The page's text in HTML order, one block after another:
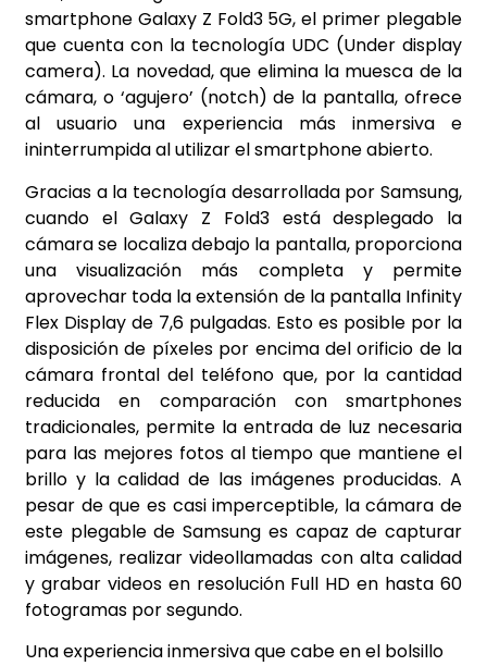
smartphone Galaxy Z Fold3 5G, el primer plegable
que cuenta con la tecnología UDC (Under display
camera). La novedad, que elimina la muesca de la
cámara, o ‘agujero’ (notch) de la pantalla, ofrece
al usuario una experiencia más inmersiva e
ininterrumpida al utilizar el smartphone abierto.
Gracias a la tecnología desarrollada por Samsung,
cuando el Galaxy Z Fold3 está desplegado la
cámara se localiza debajo la pantalla, proporciona
una visualización más completa y permite
aprovechar toda la extensión de la pantalla Infinity
Flex Display de 7,6 pulgadas. Esto es posible por la
disposición de píxeles por encima del orificio de la
cámara frontal del teléfono que, por la cantidad
reducida en comparación con smartphones
tradicionales, permite la entrada de luz necesaria
para las mejores fotos al tiempo que mantiene el
brillo y la calidad de las imágenes producidas. A
pesar de que es casi imperceptible, la cámara de
este plegable de Samsung es capaz de capturar
imágenes, realizar videollamadas con alta calidad
y grabar videos en resolución Full HD en hasta 60
fotogramas por segundo.
Una experiencia inmersiva que cabe en el bolsillo